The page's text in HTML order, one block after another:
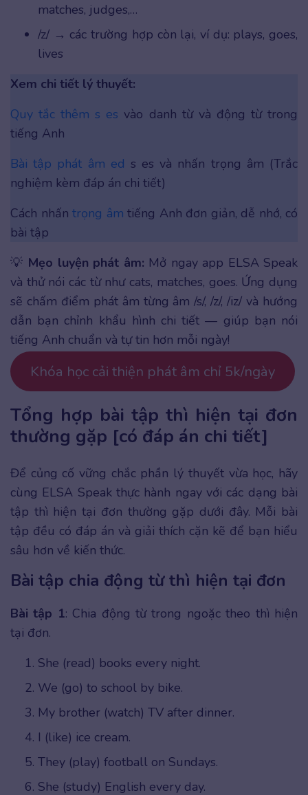
matches, judges,…
/z/ → các trường hợp còn lại, ví dụ: plays, goes,
lives
Xem chi tiết lý thuyết:
Quy tắc thêm s es vào danh từ và động từ trong
tiếng Anh
Bài tập phát âm ed s es và nhấn trọng âm (Trắc
nghiệm kèm đáp án chi tiết)
Cách nhấn trọng âm tiếng Anh đơn giản, dễ nhớ, có
bài tập
💡 Mẹo luyện phát âm: Mở ngay app ELSA Speak
và thử nói các từ như cats, matches, goes. Ứng dụng
sẽ chấm điểm phát âm từng âm /s/, /z/, /iz/ và hướng
dẫn bạn chỉnh khẩu hình chi tiết — giúp bạn nói
tiếng Anh chuẩn và tự tin hơn mỗi ngày!
Khóa học cải thiện phát âm chỉ 5k/ngày
Tổng hợp bài tập thì hiện tại đơn
thường gặp [có đáp án chi tiết]
Để củng cố vững chắc phần lý thuyết vừa học, hãy
cùng ELSA Speak thực hành ngay với các dạng bài
tập thì hiện tại đơn thường gặp dưới đây. Mỗi bài
tập đều có đáp án và giải thích cặn kẽ để bạn hiểu
sâu hơn về kiến thức.
Bài tập chia động từ thì hiện tại đơn
Bài tập 1: Chia động từ trong ngoặc theo thì hiện
tại đơn.
She (read) books every night.
We (go) to school by bike.
My brother (watch) TV after dinner.
I (like) ice cream.
They (play) football on Sundays.
She (study) English every day.